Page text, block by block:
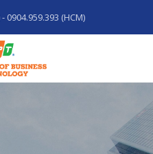
0904.959.393 (HCM)